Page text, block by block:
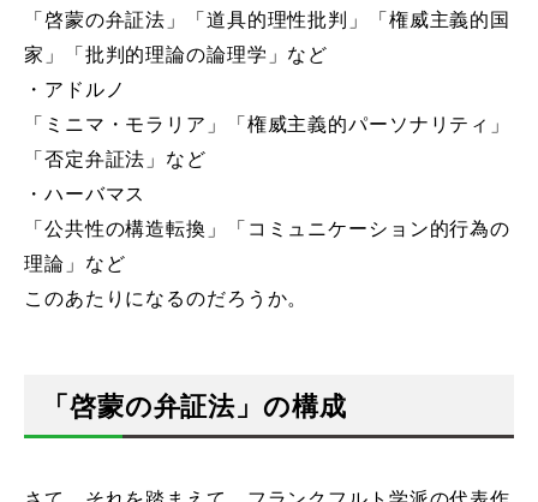
「啓蒙の弁証法」「道具的理性批判」「権威主義的国
家」「批判的理論の論理学」など
・アドルノ
「ミニマ・モラリア」「権威主義的パーソナリティ」
「否定弁証法」など
・ハーバマス
「公共性の構造転換」「コミュニケーション的行為の
理論」など
このあたりになるのだろうか。
「啓蒙の弁証法」の構成